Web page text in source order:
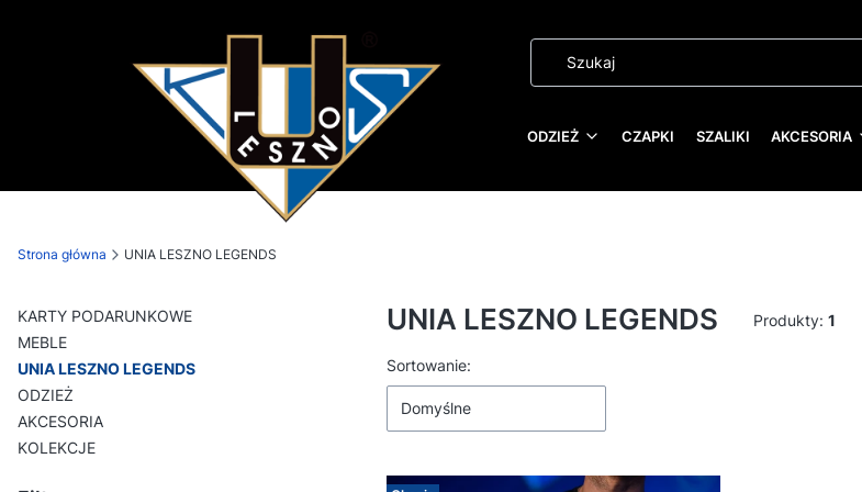
ODZIEŻ CZAPKI SZALIKI AKCESORIA
Strona główna UNIA LESZNO LEGENDS
KARTY PODARUNKOWE
MEBLE
UNIA LESZNO LEGENDS
ODZIEŻ
AKCESORIA
KOLEKCJE
UNIA LESZNO LEGENDS Produkty: 1
Lista produktów
Sortowanie:
Domyślne